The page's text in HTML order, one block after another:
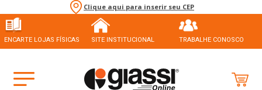
Clique aqui para inserir seu CEP
ENCARTE LOJAS FÍSICAS SITE INSTITUCIONAL TRABALHE CONOSCO